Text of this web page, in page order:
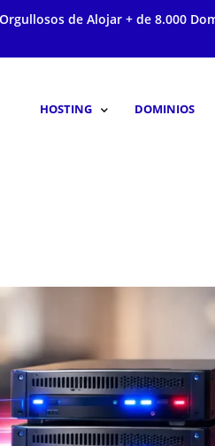
Orgullosos de Alojar + de 8.000
HOSTING DOMINIOS